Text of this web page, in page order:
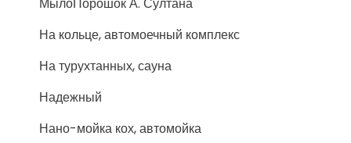
На кольце, автомоечный комплекс
На турухтанных, сауна
Надежный
Нано-мойка кох, автомойка